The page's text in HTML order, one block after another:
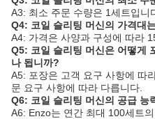
A3: 최소 주문 수량은 1세트입니
Q4: 코일 슬리팅 머신의 가격대
A4: 가격은 사양과 구성에 따라
Q5: 코일 슬리팅 머신은 어떻게
나 됩니까?
A5: 포장은 고객 요구 사항에 따
문 요구 사항에 따라 다릅니다.
Q6: 코일 슬리팅 머신의 공급 능
A6: Enzo는 연간 최대 100세트